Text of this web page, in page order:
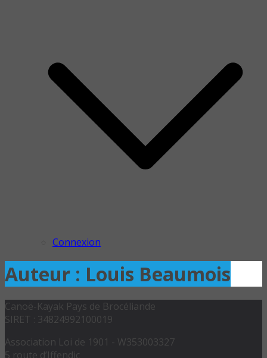
Connexion
Auteur : Louis Beaumois
Canoë-Kayak Pays de Brocéliande
SIRET : 34824992100019
Association Loi de 1901 - W353003327
5 route d’Iffendic